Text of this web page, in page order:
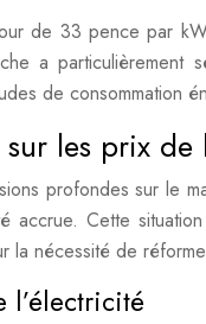
de 33 pence par
a particulièrement
de consommation
les prix de
profondes sur le
Cette
la nécessité de
l’électricité